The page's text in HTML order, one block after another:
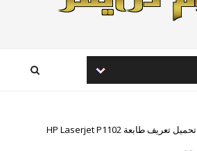
تحميل تعريف طابعة HP Laserjet P1102